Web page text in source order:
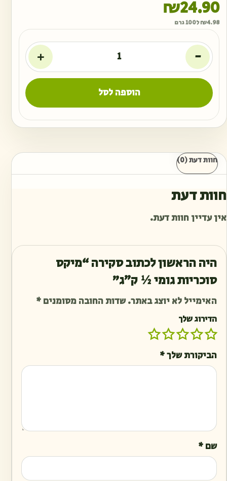
₪24.90
₪4.98 ל100 גרם
-
+
הוספה לסל
חוות דעת (0)
חוות דעת
אין עדיין חוות דעת.
היה הראשון לכתוב סקירה “מיקס
סוכריות גומי ½ ק״ג”
האימייל לא יוצג באתר.שדות החובה מסומנים*
הדירוג שלך
הביקורת שלך*
שם*